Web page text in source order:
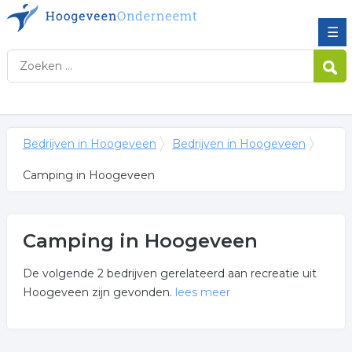
☰
Bedrijven in Hoogeveen Bedrijven in Hoogeveen
Camping in Hoogeveen
Camping in Hoogeveen
De volgende 2 bedrijven gerelateerd aan recreatie uit
Hoogeveen zijn gevonden. lees meer